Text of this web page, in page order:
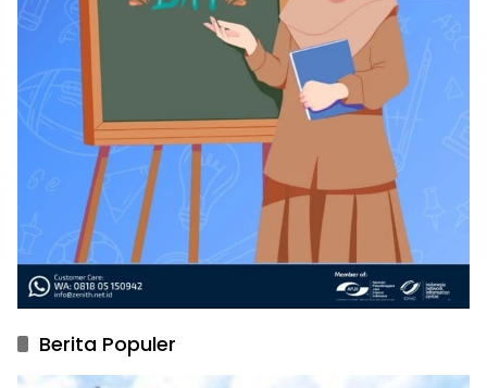
Berita Populer